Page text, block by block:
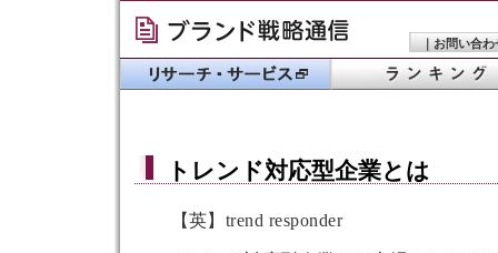
｜ お問い合わ
トレンド対応型企業とは
【英】trend responder